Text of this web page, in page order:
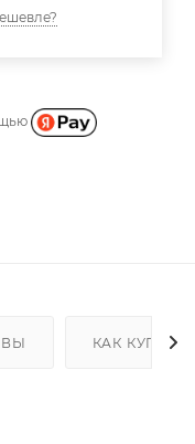
КАК КУПИТЬ